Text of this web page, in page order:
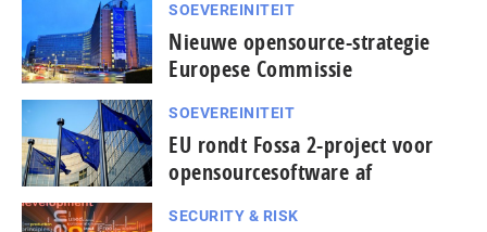
SOEVEREINITEIT
Nieuwe opensource-strategie
Europese Commissie
SOEVEREINITEIT
EU rondt Fossa 2-project voor
opensourcesoftware af
SECURITY & RISK